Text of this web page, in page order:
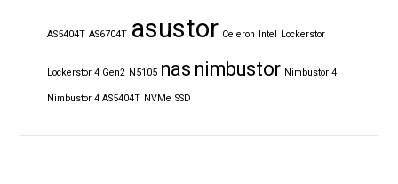
AS5404T AS6704T asustor Celeron Intel Lockerstor
Lockerstor 4 Gen2 N5105 nas nimbustor Nimbustor 4
Nimbustor 4 AS5404T NVMe SSD